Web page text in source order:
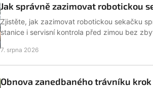
Jak správně zazimovat robotickou
Zjistěte, jak zazimovat robotickou sekačku
stanice i servisní kontrola před zimou bez
7. srpna 2026
Obnova zanedbaného trávníku